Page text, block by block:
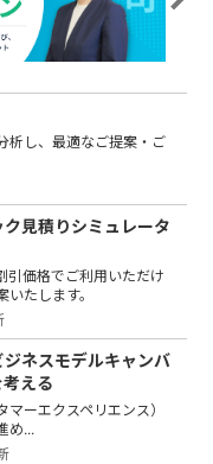
析し、最適なご提案・ご
見積りシミュレータ
引価格でご利用いただけ
たします。
ネスモデルキャンバ
える
ーエクスペリエンス）
め...